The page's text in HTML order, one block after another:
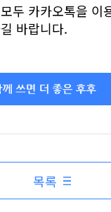
두 카카오톡을 이
바랍니다.
목록